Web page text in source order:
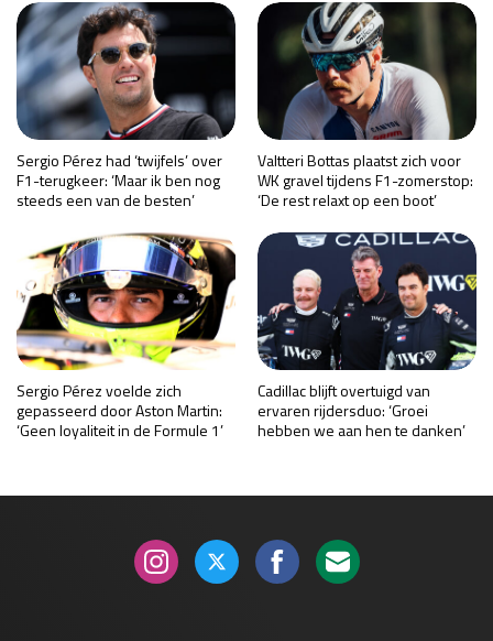
Sergio Pérez had ‘twijfels’ over
F1-terugkeer: ‘Maar ik ben nog
steeds een van de besten’
Valtteri Bottas plaatst zich voor
WK gravel tijdens F1-zomerstop:
‘De rest relaxt op een boot’
Sergio Pérez voelde zich
gepasseerd door Aston Martin:
‘Geen loyaliteit in de Formule 1’
Cadillac blijft overtuigd van
ervaren rijdersduo: ‘Groei
hebben we aan hen te danken’